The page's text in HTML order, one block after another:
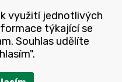
využití jednotlivých
týkající se
Souhlas udělíte